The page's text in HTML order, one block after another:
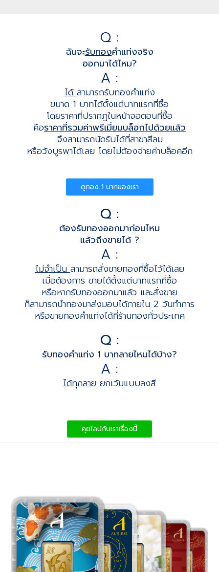
Q :
ฉันจะรับทองคำแท่งจริง
ออกมาได้ไหม?
A :
ได้สามารถรับทองคำแท่ง
ขนาด 1 บาทได้ตั้งแต่บาทแรกที่ซื้อ
โดยราคาที่ปรากฎในหน้าจอตอนที่ซื้อ
คือราคาที่รวมค่าพรีเมี่ยมบล็อกไปด้วยแล้ว
จึงสามารถนัดรับได้ที่สาขาสีลม
หรือวังบูรพาได้เลย โดยไม่ต้องจ่ายค่าบล็อคอีก
ดูทอง 1 บาทของเรา
Q :
ต้องรับทองออกมาก่อนไหม
แล้วถึงขายได้ ?
A :
ไม่จำเป็นสามารถสั่งขายทองที่ซื้อไว้ได้เลย
เมื่อต้องการ ขายได้ตั้งแต่บาทแรกที่ซื้อ
หรือหากรับทองออกมาแล้ว และสั่งขาย
ก็สามารถนำทองมาส่งมอบได้ภายใน 2 วันทำการ
หรือขายทองคำแท่งได้ที่ร้านทองทั่วประเทศ
Q :
รับทองคำแท่ง 1 บาทลายไหนได้บ้าง?
A :
ได้ทุกลาย ยกเว้นแบบลงสี
คุยไลน์กับเราเรื่องนี้